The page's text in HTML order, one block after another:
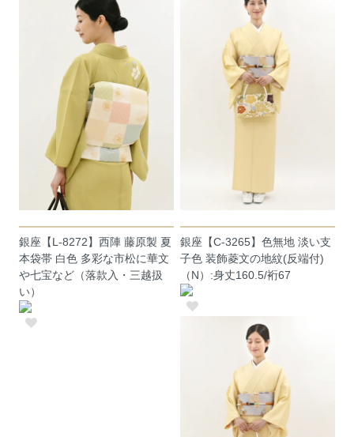
銀座【L-8272】西陣 藤原製 夏
本袋帯 白色 多彩な市松に華文
や七宝など（落款入・三越扱
い）
銀座【C-3265】色無地 淡い支
子色 装飾菱文の地紋(反端付)
（N）:身丈160.5/裄67